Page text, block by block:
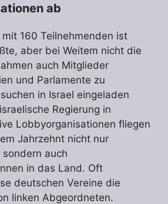
ab
mit 160 Teilnehmenden ist
aber bei Weitem nicht die
auch Mitglieder
und Parlamente zu
in Israel eingeladen
Regierung in
Lobbyorganisationen fliegen
Jahrzehnt nicht nur
auch
in das Land. Oft
deutschen Vereine die
linken Abgeordneten.